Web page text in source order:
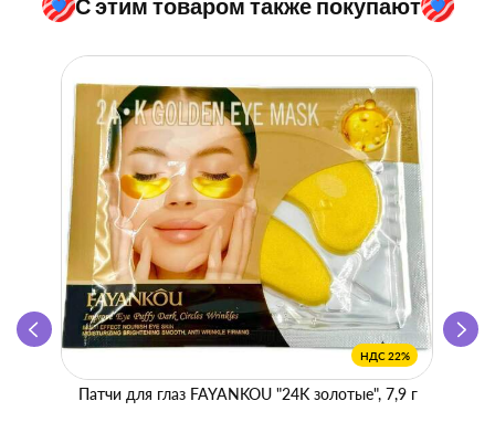
НДС 22%
Патчи для глаз FAYANKOU "24K золотые", 7,9 г